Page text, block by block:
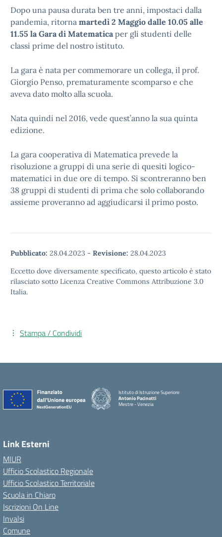
Dopo una pausa durata ben tre anni, impostaci dalla
pandemia, ritorna martedì 2 Maggio dalle 10.05 alle
11.55 la Gara di Matematica per gli studenti delle
classi prime del nostro istituto.
La gara è nata per commemorare un collega, il prof.
Giorgio Penso, prematuramente scomparso e che
aveva dato molto alla scuola.
Nata quindi nel 2016, vede quest’anno la sua quinta
edizione.
La gara cooperativa di Matematica prevede la
risoluzione a gruppi di una serie di quesiti logico-
matematici in due ore di tempo. Si scontreranno ben
38 gruppi di studenti di prima che solo collaborando
assieme proveranno ad aggiudicarsi il primo posto.
Pubblicato: 28.04.2023 - Revisione: 28.04.2023
Eccetto dove diversamente specificato, questo articolo è stato
rilasciato sotto Licenza Creative Commons Attribuzione 3.0
Italia.
Stampa / Condividi
Istituto di Istruzione Superiore
Antonio Pacinotti
Mestre - Venezia
Link Esterni
MIUR
Ufficio Scolastico Regionale
Ufficio Scolastico Territoriale
Scuola in Chiaro
Iscrizioni On Line
Invalsi
Comune